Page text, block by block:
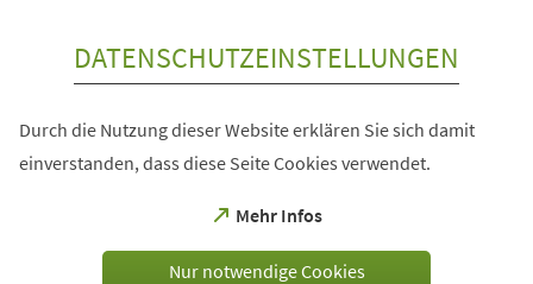
DATENSCHUTZEINSTELLUNGEN
Durch die Nutzung dieser Website erklären Sie sich damit
einverstanden, dass diese Seite Cookies verwendet.
Mehr Infos
(Öffnet
einem
Nur notwendige Cookies